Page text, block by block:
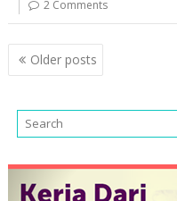
2 Comments
Posts
navigation
Older posts